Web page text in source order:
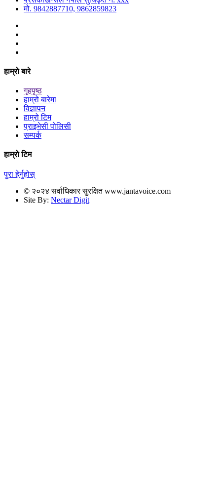
मो. 9842887710, 9862859823
हाम्रो बारे
गृहपृष्ठ
हाम्रो बारेमा
विज्ञापन
हाम्रो टिम
प्राइभेसी पोलिसी
सम्पर्क
हाम्रो टिम
पुरा हेर्नुहोस्
© २०२४ सर्वाधिकार सुरक्षित www.jantavoice.com
Site By: Nectar Digit